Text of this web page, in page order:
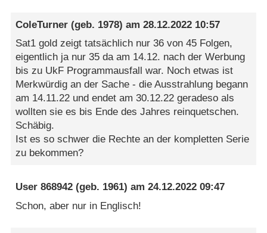
ColeTurner (geb. 1978) am28.12.2022 10:57
Sat1 gold zeigt tatsächlich nur 36 von 45 Folgen,
eigentlich ja nur 35 da am 14.12. nach der Werbung
bis zu UkF Programmausfall war. Noch etwas ist
Merkwürdig an der Sache - die Ausstrahlung begann
am 14.11.22 und endet am 30.12.22 geradeso als
wollten sie es bis Ende des Jahres reinquetschen.
Schäbig.
Ist es so schwer die Rechte an der kompletten Serie
zu bekommen?
User 868942 (geb. 1961) am24.12.2022 09:47
Schon, aber nur in Englisch!